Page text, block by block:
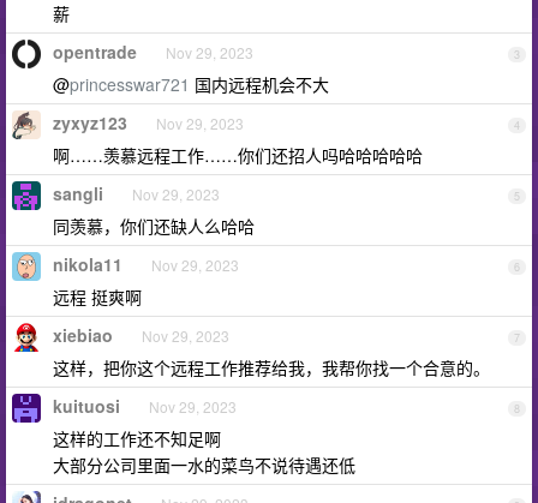
薪
3
opentrade Nov 29, 2023
@princesswar721 国内远程机会不大
4
zyxyz123 Nov 29, 2023
啊……羡慕远程工作……你们还招人吗哈哈哈哈哈
5
sangli Nov 29, 2023
同羡慕，你们还缺人么哈哈
6
nikola11 Nov 29, 2023
远程 挺爽啊
7
xiebiao Nov 29, 2023
这样，把你这个远程工作推荐给我，我帮你找一个合意的。
8
kuituosi Nov 29, 2023
这样的工作还不知足啊
大部分公司里面一水的菜鸟不说待遇还低